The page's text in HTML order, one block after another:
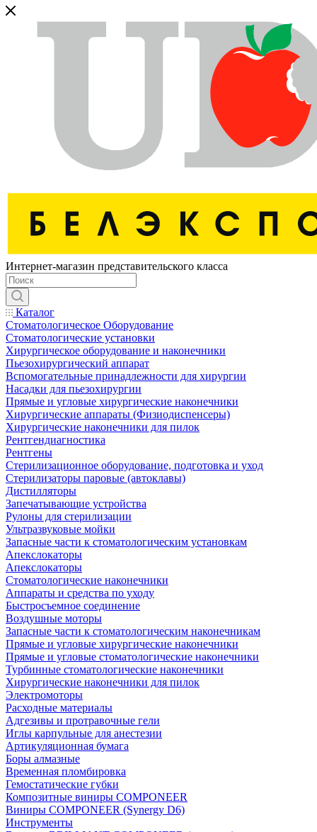
Интернет-магазин представительского класса
Каталог
Стоматологическое Оборудование
Стоматологические установки
Хирургическое оборудование и наконечники
Пьезохирургический аппарат
Вспомогательные принадлежности для хирургии
Насадки для пьезохирургии
Прямые и угловые хирургические наконечники
Хирургические аппараты (Физиодиспенсеры)
Хирургические наконечники для пилок
Рентгендиагностика
Рентгены
Стерилизационное оборудование, подготовка и уход
Стерилизаторы паровые (автоклавы)
Дистилляторы
Запечатывающие устройства
Рулоны для стерилизации
Ультразвуковые мойки
Запасные части к стоматологическим установкам
Апекслокаторы
Апекслокаторы
Стоматологические наконечники
Аппараты и средства по уходу
Быстросъемное соединение
Воздушные моторы
Запасные части к стоматологическим наконечникам
Прямые и угловые хирургические наконечники
Прямые и угловые стоматологические наконечники
Турбинные стоматологические наконечники
Хирургические наконечники для пилок
Электромоторы
Расходные материалы
Адгезивы и протравочные гели
Иглы карпульные для анестезии
Артикуляционная бумага
Боры алмазные
Временная пломбировка
Гемостатические губки
Композитные виниры COMPONEER
Виниры COMPONEER (Synergy D6)
Инструменты